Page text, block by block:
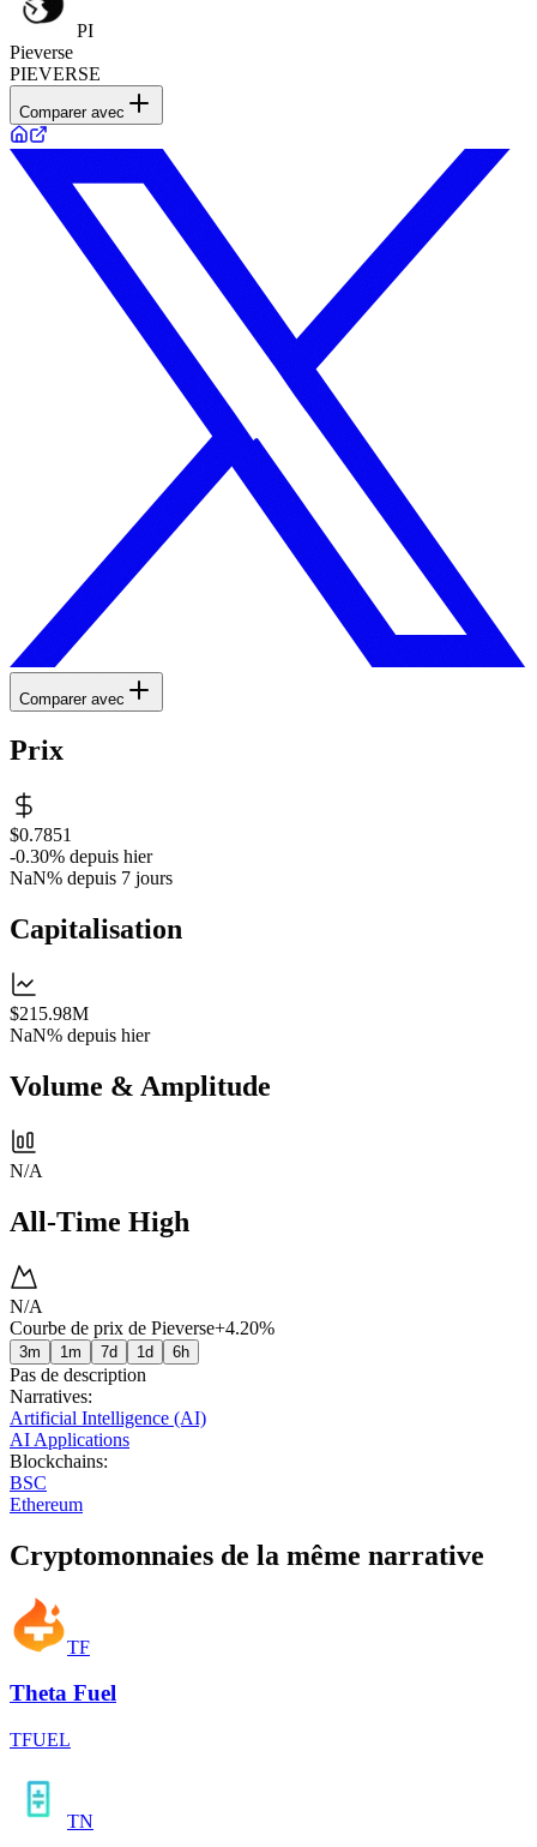
PI
Pieverse
PIEVERSE
Comparer avec
Comparer avec
Prix
$0.7851
-0.30% depuis hier
NaN% depuis 7 jours
Capitalisation
$215.98M
NaN% depuis hier
Volume & Amplitude
N/A
All-Time High
N/A
Courbe de prix de Pieverse+4.20%
3m 1m 7d 1d 6h
Pas de description
Narratives:
Artificial Intelligence (AI)
AI Applications
Blockchains:
BSC
Ethereum
Cryptomonnaies de la même narrative
TF
Theta Fuel
TFUEL
TN